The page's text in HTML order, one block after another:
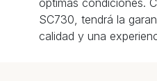
SC730, tendrá la
calidad y una